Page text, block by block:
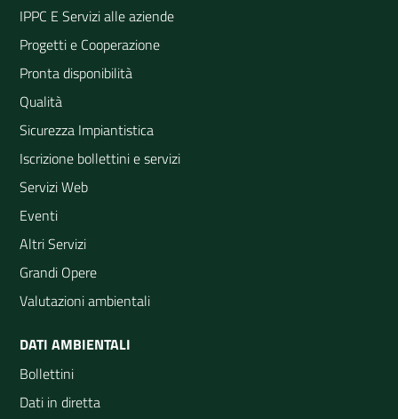
Illasi a Badia Calavena
(BIM Adige) (606)
Squaranto a Pigozzo (571)
IPPC E Servizi alle aziende
Progetti e Cooperazione
Pronta disponibilità
Qualità
Sicurezza Impiantistica
Iscrizione bollettini e servizi
Servizi Web
Eventi
Altri Servizi
Grandi Opere
Valutazioni ambientali
DATI AMBIENTALI
Bollettini
Dati in diretta